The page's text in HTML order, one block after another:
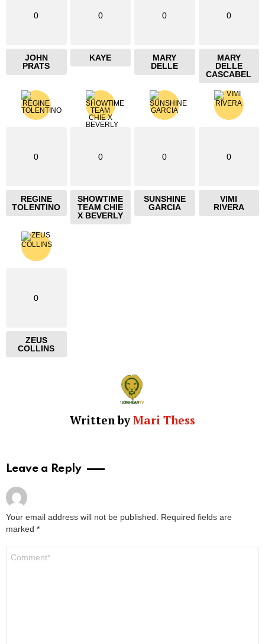
0
JOHN
PRATS
0
KAYE
0
MARY
DELLE
0
MARY
DELLE
CASCABEL
0
REGINE
TOLENTINO
0
SHOWTIME
TEAM CHIE
X BEVERLY
0
SUNSHINE
GARCIA
0
VIMI
RIVERA
0
ZEUS
COLLINS
Written byMari Thess
Leave a Reply
Your email address will not be published.
Required fields are
marked *